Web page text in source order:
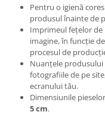
Pentru o igienă
produsul înainte de
Imprimeul fețelor de
imagine, în funcție
procesul de
Nuanțele
fotografiile de pe
ecranului tău.
Dimensiunile
5 cm.